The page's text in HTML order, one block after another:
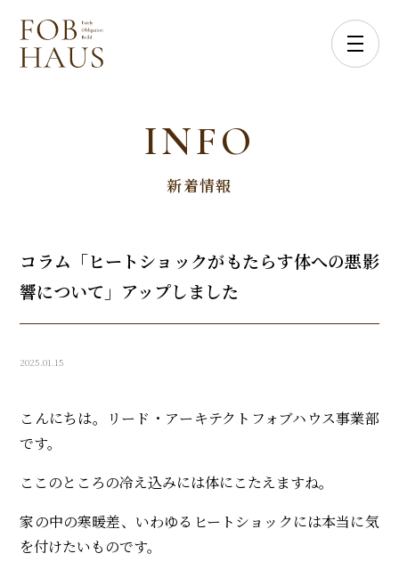
INFO
新着情報
コラム「ヒートショックがもたらす体への悪影
響について」アップしました
2025.01.15
こんにちは。リード・アーキテクトフォブハウス事業部
です。
ここのところの冷え込みには体にこたえますね。
家の中の寒暖差、いわゆるヒートショックには本当に気
を付けたいものです。